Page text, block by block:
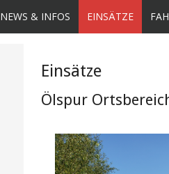
NEWS & INFOS EINSÄTZE
Einsätze
Ölspur